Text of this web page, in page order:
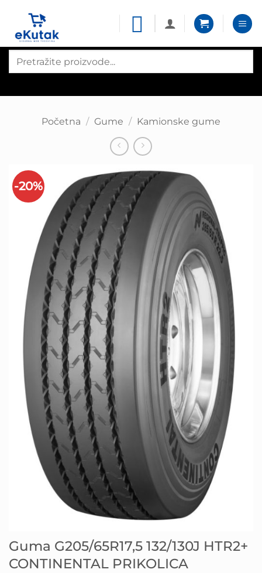
content
search
Početna / Gume / Kamionske gume
-20%
Guma G205/65R17,5 132/130J HTR2+
CONTINENTAL PRIKOLICA